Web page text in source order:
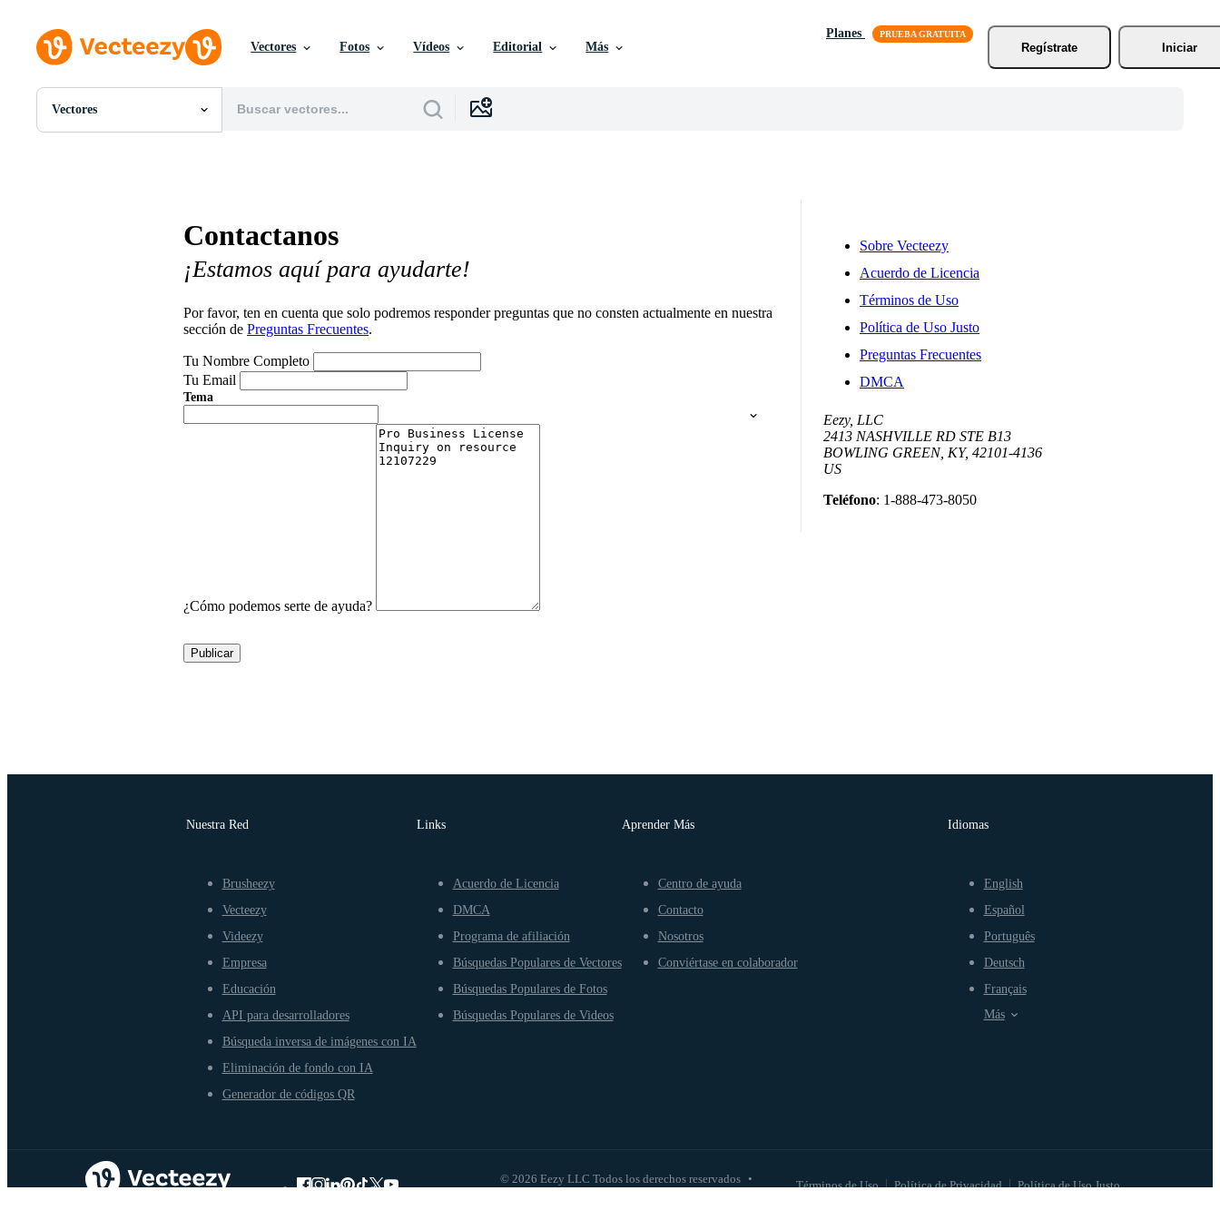
Vectores Fotos Vídeos Editorial Más
Planes
Regístrate
Iniciar
Vectores
Todas Imágenes
Gráficos en Movimiento
Contactanos
¡Estamos aquí para ayudarte!
Por favor, ten en cuenta que solo podremos responder preguntas que no consten actualmente en nuestra
sección de Preguntas Frecuentes.
Tu Nombre Completo
Tu Email
Tema
¿Cómo podemos serte de ayuda?
Publicar
Sobre Vecteezy
Acuerdo de Licencia
Términos de Uso
Política de Uso Justo
Preguntas Frecuentes
DMCA
Eezy, LLC
2413 NASHVILLE RD STE B13
BOWLING GREEN, KY, 42101-4136
US
Teléfono: 1-888-473-8050
Nuestra Red
Brusheezy
Vecteezy
Videezy
Empresa
Educación
API para desarrolladores
Búsqueda inversa de imágenes con IA
Eliminación de fondo con IA
Generador de códigos QR
Links
Acuerdo de Licencia
DMCA
Programa de afiliación
Búsquedas Populares de Vectores
Búsquedas Populares de Fotos
Búsquedas Populares de Videos
Aprender Más
Centro de ayuda
Contacto
Nosotros
Conviértase en colaborador
© 2026 Eezy LLC Todos los derechos reservados • Términos de Uso Política de Privacidad Política de Uso Justo
Idiomas
English
Español
Português
Deutsch
Français
Más